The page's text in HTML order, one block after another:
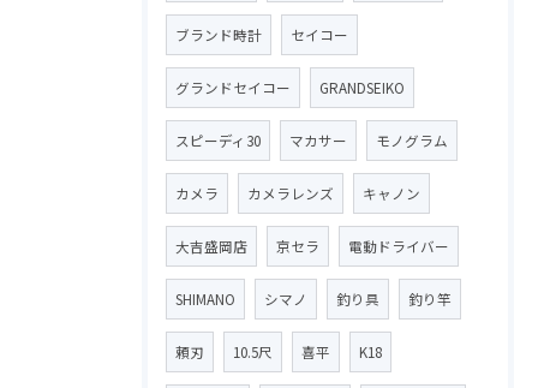
ブランド時計 セイコー
グランドセイコー GRANDSEIKO
スピーディ30 マカサー モノグラム
カメラ カメラレンズ キャノン
大吉盛岡店 京セラ 電動ドライバー
SHIMANO シマノ 釣り具 釣り竿
頼刃 10.5尺 喜平 K18